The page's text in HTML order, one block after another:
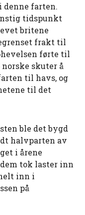
denne farten.
tidspunkt
britene
frakt til
førte til
skuter å
til havs, og
til det
ble det bygd
halvparten av
i årene
dem tok laster inn
inn i
på